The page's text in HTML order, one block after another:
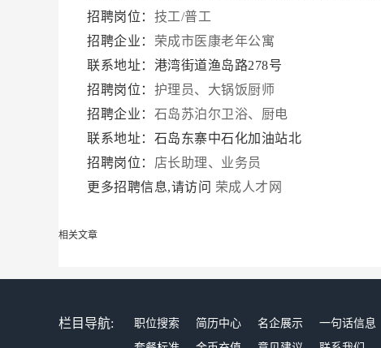
招聘岗位： 技工/普工
招聘企业： 荣成市医康老年公寓
联系地址：港湾街道渔岛路278号
招聘岗位： 护理员、大锅饭厨师
招聘企业： 石岛苏泊尔卫浴、厨电
联系地址：石岛东寨中石化加油站北
招聘岗位： 店长助理、业务员
更多招聘信息,请访问 荣成人才网
相关文章
栏目导航: 职位搜索 简历中心 名企展示 一句话信息